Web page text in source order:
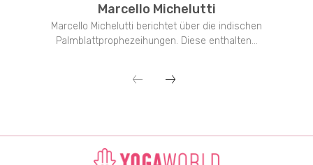
Marcello Michelutti
Marcello Michelutti berichtet über die indischen
Palmblattprophezeihungen. Diese enthalten...